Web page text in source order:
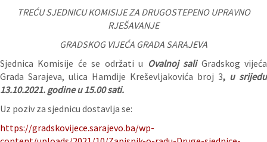
TREĆU SJEDNICU KOMISIJE ZA DRUGOSTEPENO UPRAVNO
RJEŠAVANJE
GRADSKOG VIJEĆA GRADA SARAJEVA
Sjednica Komisije će se održati u Ovalnoj saliGradskog vijeća
Grada Sarajeva, ulica Hamdije Kreševljakovića broj 3, u srijedu
13.10.2021. godine u 15.00 sati.
Uz poziv za sjednicu dostavlja se:
https://gradskovijece.sarajevo.ba/wp-